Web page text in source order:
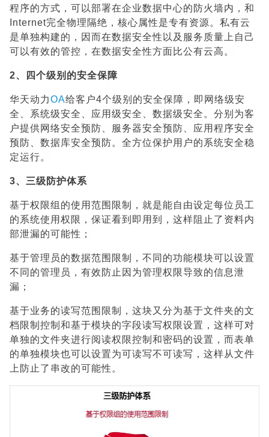
程序的方式，可以部署在企业数据中心的防火墙内，和
Internet完全物理隔绝，核心属性是专有资源。私有云
是单独构建的，因而在数据安全性以及服务质量上自己
可以有效的管控，在数据安全性方面比公有云高。
2、四个级别的安全保障
华天动力OA给客户4个级别的安全保障，即网络级安
全、系统级安全、应用级安全、数据级安全。分别为客
户提供网络安全预防、服务器安全预防、应用程序安全
预防、数据库安全预防。全方位保护用户的系统安全稳
定运行。
3、三级防护体系
基于权限组的使用范围限制，就是能自由设定每位员工
的系统使用权限，保证看到即用到，这样阻止了资料内
部泄漏的可能性；
基于管理员的数据范围限制，不同的功能模块可以设置
不同的管理员，有效防止因为管理权限导致的信息泄
漏；
基于业务的读写范围限制，这块又分为基于文件夹的文
档限制控制和基于模块的字段读写权限设置，这样可对
单独的文件夹进行阅读权限控制和密码的设置，而表单
的单独模块也可以设置为可读写不可读写，这样从文件
上防止了串改的可能性。